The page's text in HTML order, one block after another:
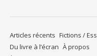
Articles récents Fictions /
Du livre à l’écran À propos